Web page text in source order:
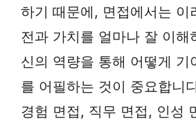
하기 때문에, 면접에서는 이
전과 가치를 얼마나 잘 이해
신의 역량을 통해 어떻게 기
를 어필하는 것이 중요합니
경험 면접, 직무 면접, 인성